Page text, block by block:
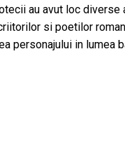
au avut loc
si poetilor
personajului in lumea